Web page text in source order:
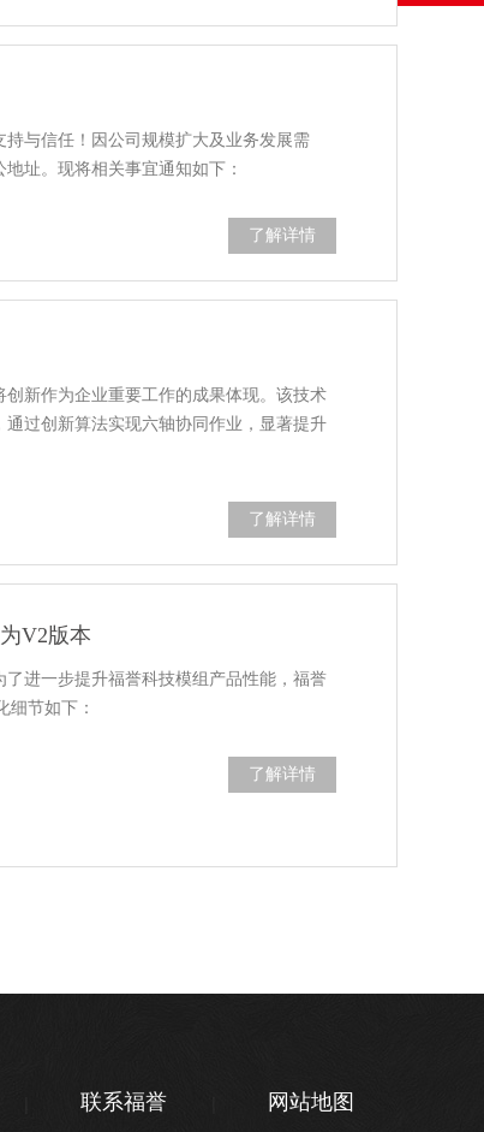
与信任！因公司规模扩大及业务发展需
址。现将相关事宜通知如下：
了解详情
新作为企业重要工作的成果体现。该技术
过创新算法实现六轴协同作业，显著提升
了解详情
V2版本
进一步提升福誉科技模组产品性能，福誉
细节如下：
了解详情
联系福誉 网站地图